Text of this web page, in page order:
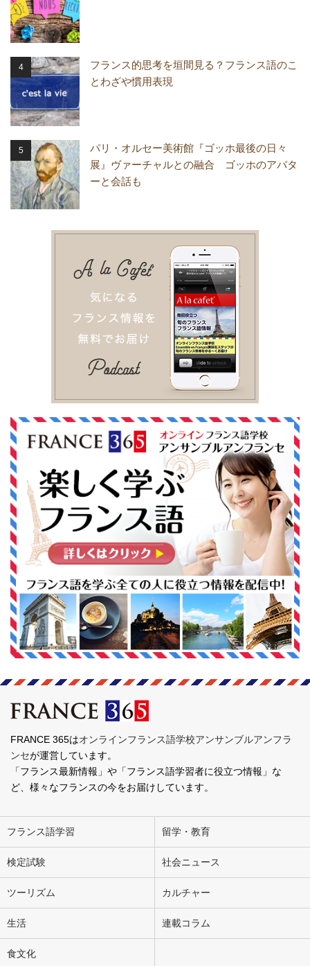
フランス的思考を垣間見る？フランス語のこ
とわざや慣用表現
パリ・オルセー美術館『ゴッホ最後の日々
展』ヴァーチャルとの融合 ゴッホのアバタ
ーと会話も
FRANCE 365はオンラインフランス語学校アンサンブルアンフラ
ンセが運営しています。
「フランス最新情報」や「フランス語学習者に役立つ情報」な
ど、様々なフランスの今をお届けしています。
フランス語学習 留学・教育
検定試験 社会ニュース
ツーリズム カルチャー
生活 連載コラム
食文化